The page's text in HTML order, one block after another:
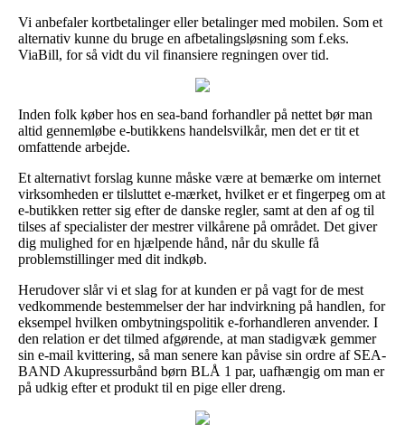
Vi anbefaler kortbetalinger eller betalinger med mobilen. Som et
alternativ kunne du bruge en afbetalingsløsning som f.eks.
ViaBill, for så vidt du vil finansiere regningen over tid.
Inden folk køber hos en sea-band forhandler på nettet bør man
altid gennemløbe e-butikkens handelsvilkår, men det er tit et
omfattende arbejde.
Et alternativt forslag kunne måske være at bemærke om internet
virksomheden er tilsluttet e-mærket, hvilket er et fingerpeg om at
e-butikken retter sig efter de danske regler, samt at den af og til
tilses af specialister der mestrer vilkårene på området. Det giver
dig mulighed for en hjælpende hånd, når du skulle få
problemstillinger med dit indkøb.
Herudover slår vi et slag for at kunden er på vagt for de mest
vedkommende bestemmelser der har indvirkning på handlen, for
eksempel hvilken ombytningspolitik e-forhandleren anvender. I
den relation er det tilmed afgørende, at man stadigvæk gemmer
sin e-mail kvittering, så man senere kan påvise sin ordre af SEA-
BAND Akupressurbånd børn BLÅ 1 par, uafhængig om man er
på udkig efter et produkt til en pige eller dreng.